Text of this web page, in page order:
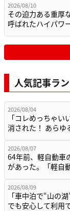
2026/08/10
その迫力ある重厚
呼ばれたハイパワ
人気記事ラ
2026/08/04
「コレめっちゃ
消された！ あら
2026/08/07
64年前、軽自動車
があった。「軽自
2026/08/09
「車中泊で“山の
でも安心して利用